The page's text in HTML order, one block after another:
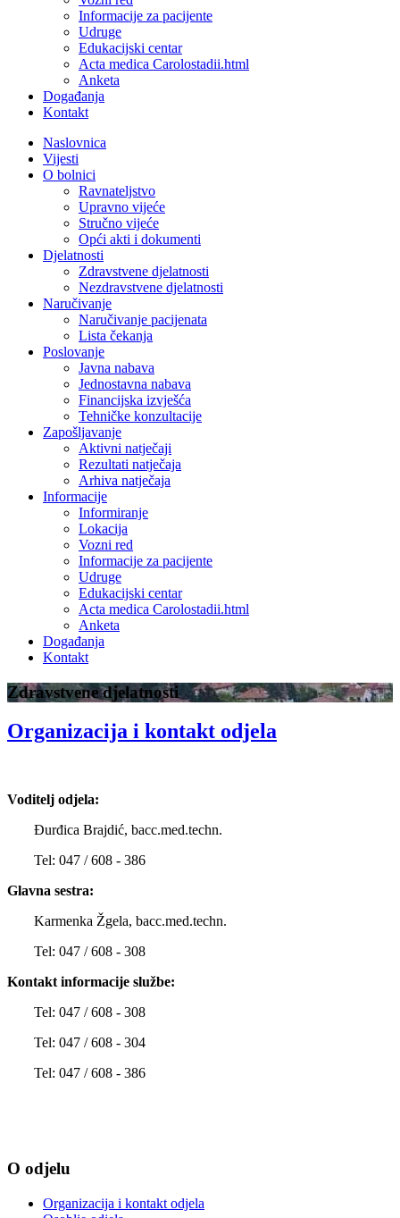
Informacije za pacijente
Udruge
Edukacijski centar
Acta medica Carolostadii.html
Anketa
Događanja
Kontakt
Naslovnica
Vijesti
O bolnici
Ravnateljstvo
Upravno vijeće
Stručno vijeće
Opći akti i dokumenti
Djelatnosti
Zdravstvene djelatnosti
Nezdravstvene djelatnosti
Naručivanje
Naručivanje pacijenata
Lista čekanja
Poslovanje
Javna nabava
Jednostavna nabava
Financijska izvješća
Tehničke konzultacije
Zapošljavanje
Aktivni natječaji
Rezultati natječaja
Arhiva natječaja
Informacije
Informiranje
Lokacija
Vozni red
Informacije za pacijente
Udruge
Edukacijski centar
Acta medica Carolostadii.html
Anketa
Događanja
Kontakt
Zdravstvene djelatnosti
Organizacija i kontakt odjela
Voditelj odjela:
Đurđica Brajdić, bacc.med.techn.
Tel: 047 / 608 - 386
Glavna sestra:
Karmenka Žgela, bacc.med.techn.
Tel: 047 / 608 - 308
Kontakt informacije službe:
Tel: 047 / 608 - 308
Tel: 047 / 608 - 304
Tel: 047 / 608 - 386
O odjelu
Organizacija i kontakt odjela